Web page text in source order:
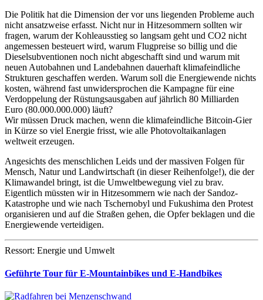
Die Politik hat die Dimension der vor uns liegenden Probleme auch
nicht ansatzweise erfasst. Nicht nur in Hitzesommern sollten wir
fragen, warum der Kohleausstieg so langsam geht und CO2 nicht
angemessen besteuert wird, warum Flugpreise so billig und die
Dieselsubventionen noch nicht abgeschafft sind und warum mit
neuen Autobahnen und Landebahnen dauerhaft klimafeindliche
Strukturen geschaffen werden. Warum soll die Energiewende nichts
kosten, während fast unwidersprochen die Kampagne für eine
Verdoppelung der Rüstungsausgaben auf jährlich 80 Milliarden
Euro (80.000.000.000) läuft?
Wir müssen Druck machen, wenn die klimafeindliche Bitcoin-Gier
in Kürze so viel Energie frisst, wie alle Photovoltaikanlagen
weltweit erzeugen.
Angesichts des menschlichen Leids und der massiven Folgen für
Mensch, Natur und Landwirtschaft (in dieser Reihenfolge!), die der
Klimawandel bringt, ist die Umweltbewegung viel zu brav.
Eigentlich müssten wir in Hitzesommern wie nach der Sandoz-
Katastrophe und wie nach Tschernobyl und Fukushima den Protest
organisieren und auf die Straßen gehen, die Opfer beklagen und die
Energiewende verteidigen.
Ressort: Energie und Umwelt
Geführte Tour für E-Mountainbikes und E-Handbikes